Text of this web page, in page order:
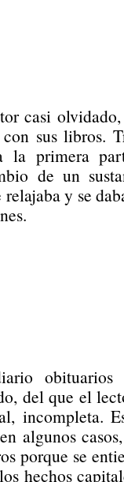
casi
sus libros.
la primera
de un
y se
obituarios
del que el
incompleta.
algunos
porque se
hechos